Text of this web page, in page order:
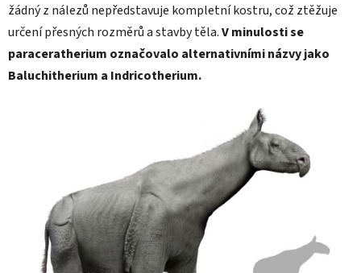
žádný z nálezů nepředstavuje kompletní kostru, což ztěžuje
určení přesných rozměrů a stavby těla.V minulosti se
paraceratherium označovalo alternativními názvy jako
Baluchitherium a Indricotherium.